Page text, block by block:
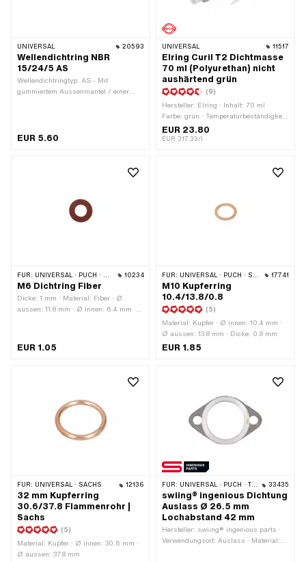
UNIVERSAL 20593
Wellendichtring NBR
15/24/5 AS
Wellendichtringtyp: AS - Mit
gummiertem Aussenmantel / einer
Temperaturbeständigkeit (min.): -30 -
EUR 5.60
UNIVERSAL 11517
Elring Curil T2 Dichtmasse
70 ml (Polyurethan) nicht
aushärtend grün
(9)
Hersteller: Elring · Inhalt: 70 ml ·
Farbe: grün · Temperaturbeständigkeit
(min.): -55 - 250 °C · Spaltmass
(max.): 0.2 mm · Anwendungsbereich:
EUR 23.80
EUR 317.33/l
FÜR: UNIVERSAL · PUCH · SACHS · PONY / CILO (BETA 521 & 512) 10234
M6 Dichtring Fiber
Dicke: 1 mm · Material: Fiber · Ø
aussen: 11.8 mm · Ø innen: 6.4 mm ·
Standard · Puch OEM-Nr.: 24365
EUR 1.05
FÜR: UNIVERSAL · PUCH · SACHS · PONY / CILO (BETA 521 & 512) 17741
M10 Kupferring
10.4/13.8/0.8
(5)
Material: Kupfer · Ø innen: 10.4 mm ·
Ø aussen: 13.8 mm · Dicke: 0.8 mm
EUR 1.85
FÜR: UNIVERSAL · SACHS 12136
32 mm Kupferring
30.6/37.8 Flammenrohr |
Sachs
(5)
Material: Kupfer · Ø innen: 30.6 mm ·
Ø aussen: 37.8 mm
FÜR: UNIVERSAL · PUCH · TOMOS 33435
swiing® ingenious Dichtung
Auslass Ø 26.5 mm
Lochabstand 42 mm
Hersteller: swiing® ingenious parts ·
Verwendungsort: Auslass · Material: